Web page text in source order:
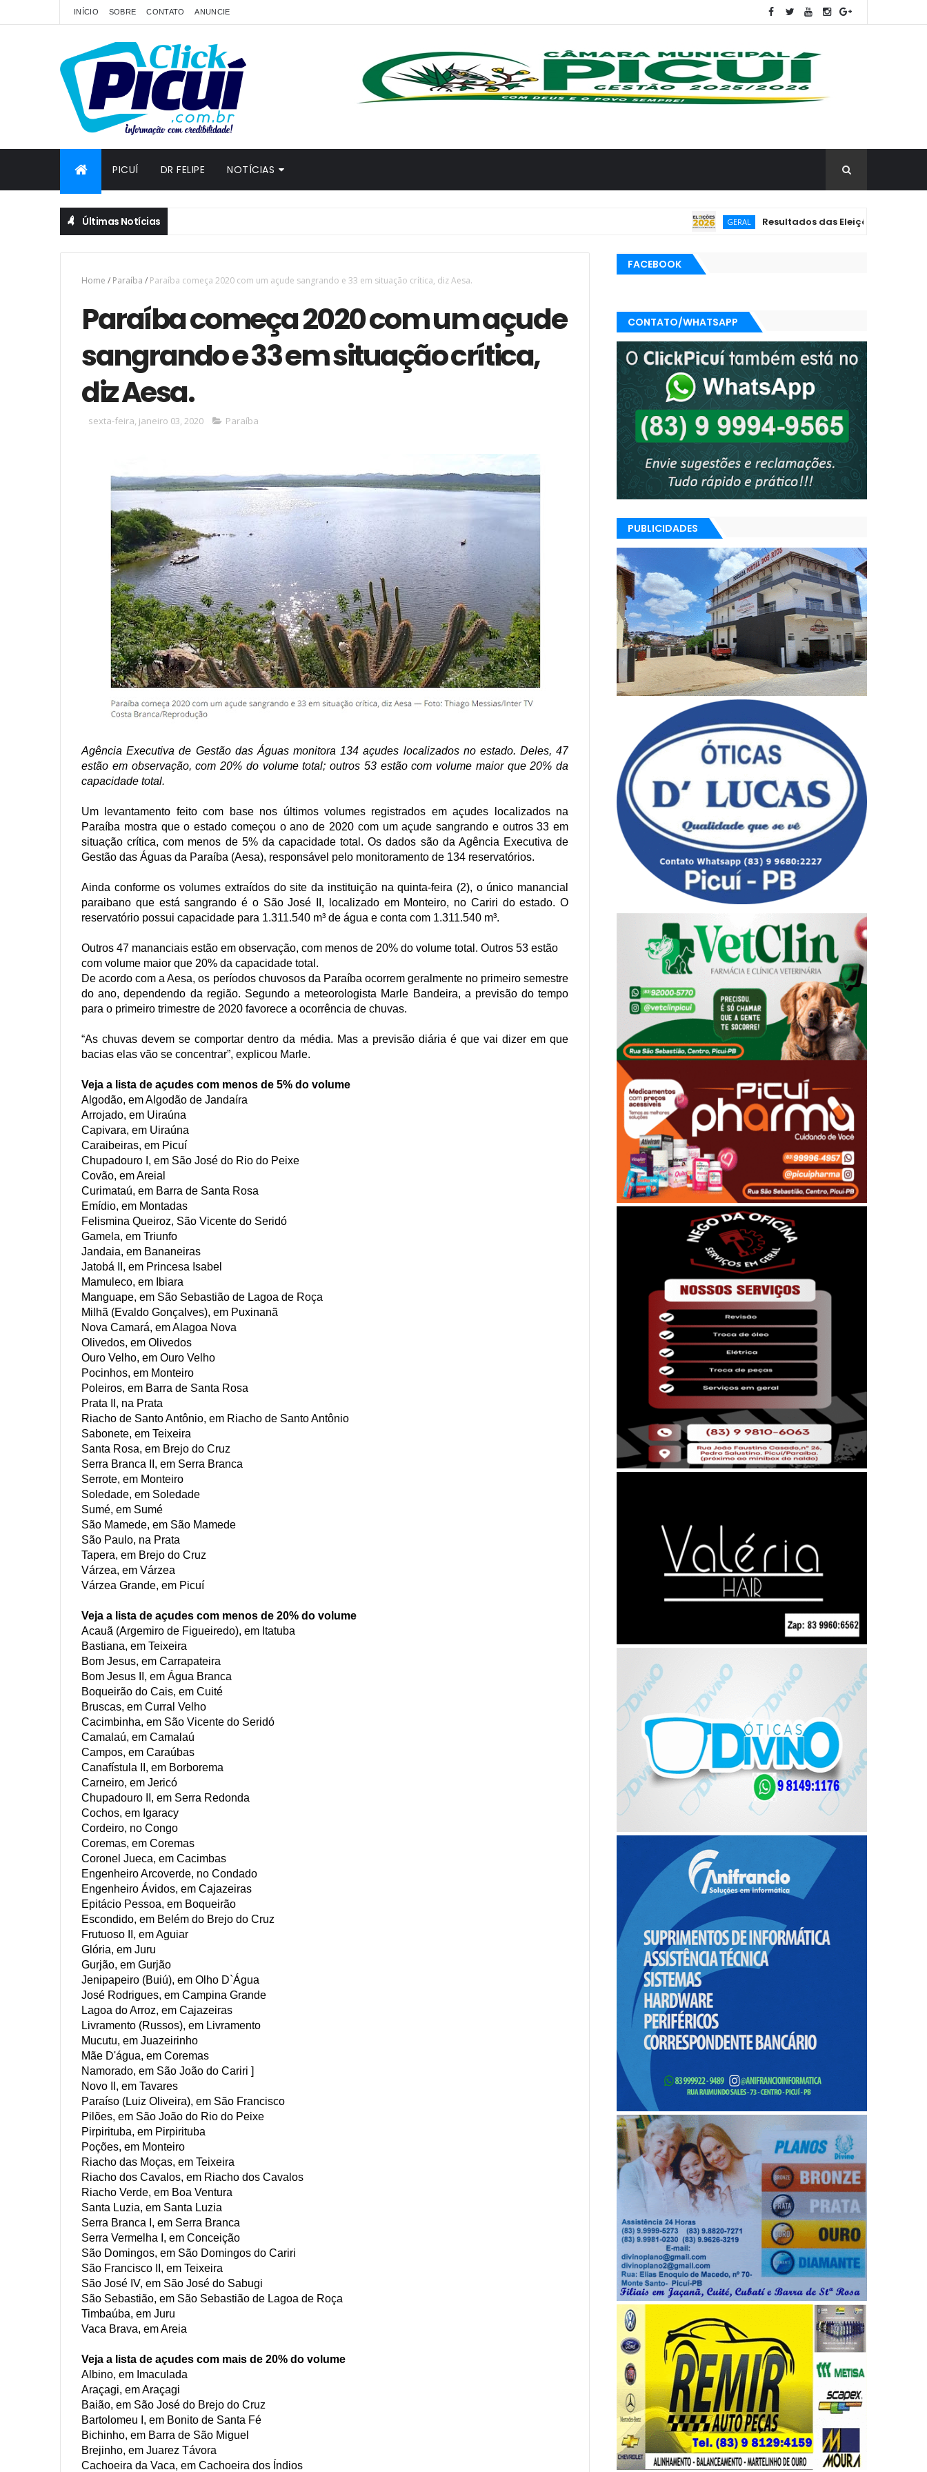
INÍCIO SOBRE CONTATO ANUNCIE
PICUÍ DR FELIPE NOTÍCIAS
Últimas Notícias GERAL Resultados das Eleições 2026 poderão
Home / Paraíba / Paraíba começa 2020 com um açude sangrando e 33 em situação crítica, diz Aesa.
Paraíba começa 2020 com um açude
sangrando e 33 em situação crítica,
diz Aesa.
sexta-feira, janeiro 03, 2020 Paraíba
Agência Executiva de Gestão das Águas monitora 134 açudes localizados no estado. Deles, 47
estão em observação, com 20% do volume total; outros 53 estão com volume maior que 20% da
capacidade total.
Um levantamento feito com base nos últimos volumes registrados em açudes localizados na
Paraíba mostra que o estado começou o ano de 2020 com um açude sangrando e outros 33 em
situação crítica, com menos de 5% da capacidade total. Os dados são da Agência Executiva de
Gestão das Águas da Paraíba (Aesa), responsável pelo monitoramento de 134 reservatórios.
Ainda conforme os volumes extraídos do site da instituição na quinta-feira (2), o único manancial
paraibano que está sangrando é o São José II, localizado em Monteiro, no Cariri do estado. O
reservatório possui capacidade para 1.311.540 m³ de água e conta com 1.311.540 m³.
Outros 47 mananciais estão em observação, com menos de 20% do volume total. Outros 53 estão
com volume maior que 20% da capacidade total.
De acordo com a Aesa, os períodos chuvosos da Paraíba ocorrem geralmente no primeiro semestre
do ano, dependendo da região. Segundo a meteorologista Marle Bandeira, a previsão do tempo
para o primeiro trimestre de 2020 favorece a ocorrência de chuvas.
“As chuvas devem se comportar dentro da média. Mas a previsão diária é que vai dizer em que
bacias elas vão se concentrar”, explicou Marle.
Veja a lista de açudes com menos de 5% do volume
Algodão, em Algodão de Jandaíra
Arrojado, em Uiraúna
Capivara, em Uiraúna
Caraibeiras, em Picuí
Chupadouro I, em São José do Rio do Peixe
Covão, em Areial
Curimataú, em Barra de Santa Rosa
Emídio, em Montadas
Felismina Queiroz, São Vicente do Seridó
Gamela, em Triunfo
Jandaia, em Bananeiras
Jatobá II, em Princesa Isabel
Mamuleco, em Ibiara
Manguape, em São Sebastião de Lagoa de Roça
Milhã (Evaldo Gonçalves), em Puxinanã
Nova Camará, em Alagoa Nova
Olivedos, em Olivedos
Ouro Velho, em Ouro Velho
Pocinhos, em Monteiro
Poleiros, em Barra de Santa Rosa
Prata II, na Prata
Riacho de Santo Antônio, em Riacho de Santo Antônio
Sabonete, em Teixeira
Santa Rosa, em Brejo do Cruz
Serra Branca II, em Serra Branca
Serrote, em Monteiro
Soledade, em Soledade
Sumé, em Sumé
São Mamede, em São Mamede
São Paulo, na Prata
Tapera, em Brejo do Cruz
Várzea, em Várzea
Várzea Grande, em Picuí
Veja a lista de açudes com menos de 20% do volume
Acauã (Argemiro de Figueiredo), em Itatuba
Bastiana, em Teixeira
Bom Jesus, em Carrapateira
Bom Jesus II, em Água Branca
Boqueirão do Cais, em Cuité
Bruscas, em Curral Velho
Cacimbinha, em São Vicente do Seridó
Camalaú, em Camalaú
Campos, em Caraúbas
Canafístula II, em Borborema
Carneiro, em Jericó
Chupadouro II, em Serra Redonda
Cochos, em Igaracy
Cordeiro, no Congo
Coremas, em Coremas
Coronel Jueca, em Cacimbas
Engenheiro Arcoverde, no Condado
Engenheiro Ávidos, em Cajazeiras
Epitácio Pessoa, em Boqueirão
Escondido, em Belém do Brejo do Cruz
Frutuoso II, em Aguiar
Glória, em Juru
Gurjão, em Gurjão
Jenipapeiro (Buiú), em Olho D`Água
José Rodrigues, em Campina Grande
Lagoa do Arroz, em Cajazeiras
Livramento (Russos), em Livramento
Mucutu, em Juazeirinho
Mãe D'água, em Coremas
Namorado, em São João do Cariri ]
Novo II, em Tavares
Paraíso (Luiz Oliveira), em São Francisco
Pilões, em São João do Rio do Peixe
Pirpirituba, em Pirpirituba
Poções, em Monteiro
Riacho das Moças, em Teixeira
Riacho dos Cavalos, em Riacho dos Cavalos
Riacho Verde, em Boa Ventura
Santa Luzia, em Santa Luzia
Serra Branca I, em Serra Branca
Serra Vermelha I, em Conceição
São Domingos, em São Domingos do Cariri
São Francisco II, em Teixeira
São José IV, em São José do Sabugi
São Sebastião, em São Sebastião de Lagoa de Roça
Timbaúba, em Juru
Vaca Brava, em Areia
Veja a lista de açudes com mais de 20% do volume
Albino, em Imaculada
Araçagi, em Araçagi
Baião, em São José do Brejo do Cruz
Bartolomeu I, em Bonito de Santa Fé
Bichinho, em Barra de São Miguel
Brejinho, em Juarez Távora
Cachoeira da Vaca, em Cachoeira dos Índios
FACEBOOK
CONTATO/WHATSAPP
PUBLICIDADES